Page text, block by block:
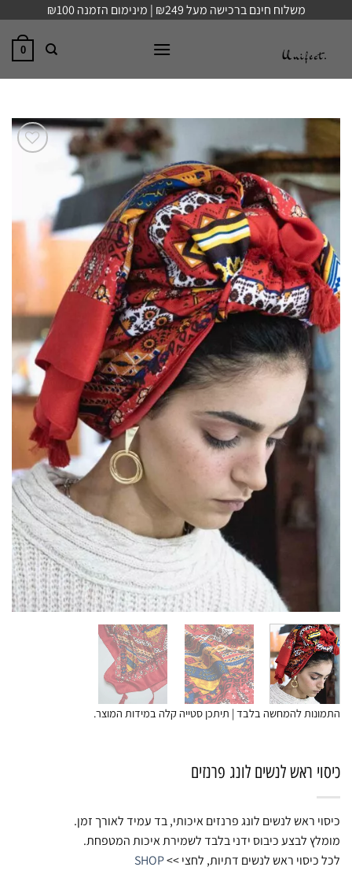
content
משלוח חינם ברכישה מעל ₪249 | מינימום הזמנה ₪100
0
התמונות להמחשה בלבד | תיתכן סטייה קלה במידות המוצר.
כיסוי ראש לנשים לונג פרנזים
כיסוי ראש לנשים לונג פרנזים איכותי, בד עמיד לאורך זמן.
מומלץ לבצע כיבוס ידני בלבד לשמירת איכות המטפחת.
לכל כיסוי ראש לנשים דתיות, לחצי >>SHOP